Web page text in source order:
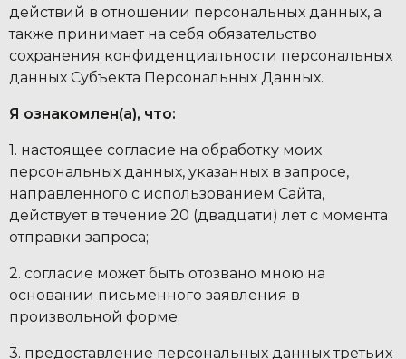
действий в отношении персональных данных, а
также принимает на себя обязательство
сохранения конфиденциальности персональных
данных Субъекта Персональных Данных.
Я ознакомлен(а), что:
1. настоящее согласие на обработку моих
персональных данных, указанных в запросе,
направленного с использованием Cайта,
действует в течение 20 (двадцати) лет с момента
отправки запроса;
2. согласие может быть отозвано мною на
основании письменного заявления в
произвольной форме;
3. предоставление персональных данных третьих